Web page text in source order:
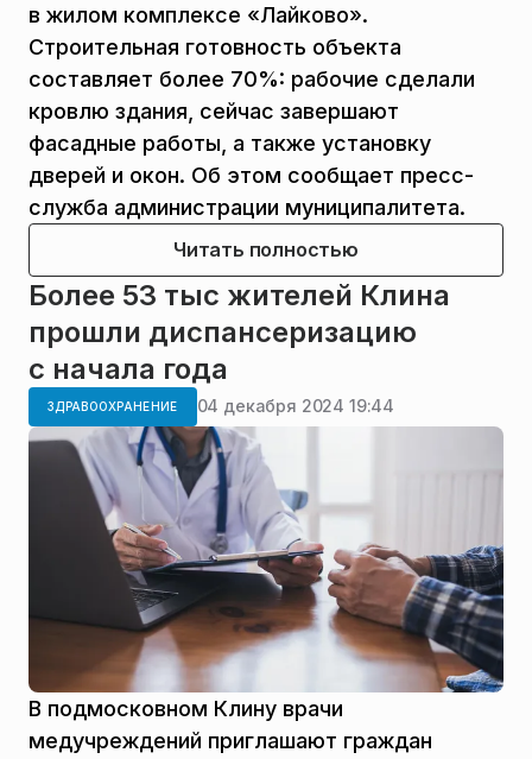
в жилом комплексе «Лайково».
Строительная готовность объекта
составляет более 70%: рабочие сделали
кровлю здания, сейчас завершают
фасадные работы, а также установку
дверей и окон. Об этом сообщает пресс-
служба администрации муниципалитета.
Читать полностью
Более 53 тыс жителей Клина
прошли диспансеризацию
с начала года
ЗДРАВООХРАНЕНИЕ 04 декабря 2024 19:44
В подмосковном Клину врачи
медучреждений приглашают граждан